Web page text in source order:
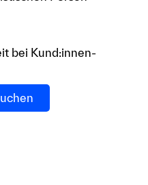
bei Kund:innen-